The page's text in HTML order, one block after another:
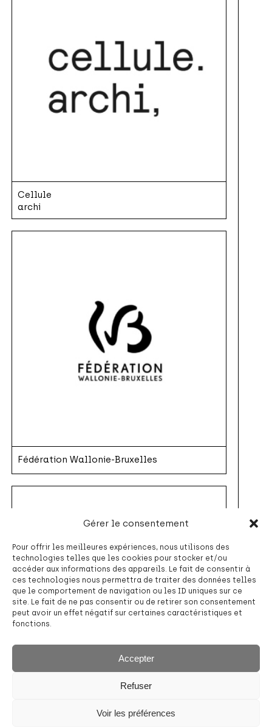
Gérer le consentement
Pour offrir les meilleures expériences, nous utilisons des
technologies telles que les cookies pour stocker et/ou
accéder aux informations des appareils. Le fait de consentir à
ces technologies nous permettra de traiter des données telles
que le comportement de navigation ou les ID uniques sur ce
site. Le fait de ne pas consentir ou de retirer son consentement
peut avoir un effet négatif sur certaines caractéristiques et
fonctions.
Accepter
Refuser
Voir les préférences
Cellule
archi
Fédération Wallonie-Bruxelles